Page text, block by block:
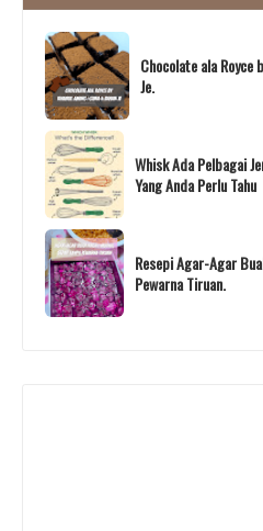
Chocolate ala Royce
Je.
Whisk Ada Pelbagai
Yang Anda Perlu Tahu
Resepi Agar-Agar
Pewarna Tiruan.